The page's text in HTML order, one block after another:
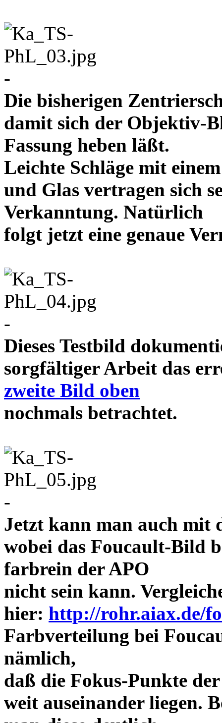
-
Die bisherigen
damit sich der Objektiv-
Fassung heben läßt.
Leichte Schläge mit
und Glas vertragen sich
Verkanntung. Natürlich
folgt jetzt eine genaue
-
Dieses Testbild
sorgfältiger Arbeit das
zweite Bild oben
nochmals
-
Jetzt kann man auch mit
wobei das Foucault-Bild
farbrein der APO
nicht sein kann.
hier: http://rohr.aiax.de/
Farbverteilung bei
nämlich,
daß die Fokus-Punkte
weit auseinander liegen.